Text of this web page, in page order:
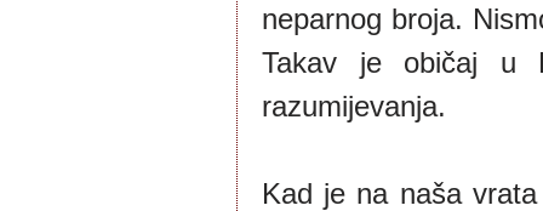
neparnog broja.
Takav je običaj u
razumijevanja.
Kad je na naša